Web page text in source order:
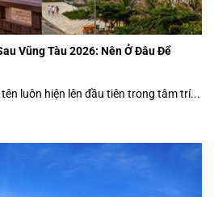
Vũng Tàu 2026: Nên Ở Đâu Để
luôn hiện lên đầu tiên trong tâm trí...